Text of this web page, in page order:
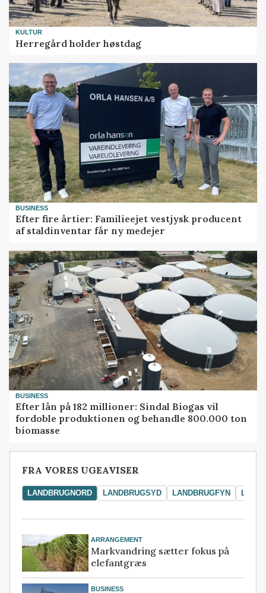
KULTUR
Herregård holder høstdag
BUSINESS
Efter fire årtier: Familieejet vestjysk producent
af staldinventar får ny medejer
BUSINESS
Efter lån på 182 millioner: Sindal Biogas vil
fordoble produktionen og behandle 800.000 ton
biomasse
FRA VORES UGEAVISER
LANDBRUGNORD LANDBRUGSYD LANDBRUGFYN
ARRANGEMENT
Markvandring sætter fokus på
elefantgræs
BUSINESS